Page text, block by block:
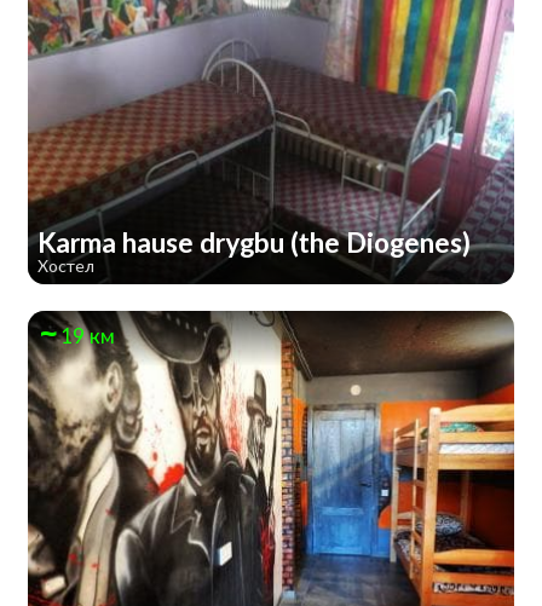
Karma hause drygbu (the Diogenes)
Хостел
19 км